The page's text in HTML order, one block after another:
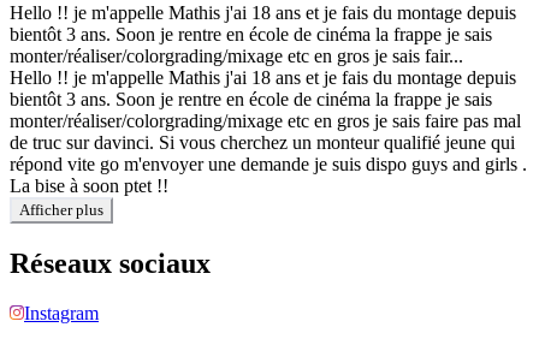
Hello !! je m'appelle Mathis j'ai 18 ans et je fais du montage depuis
bientôt 3 ans. Soon je rentre en école de cinéma la frappe je sais
monter/réaliser/colorgrading/mixage etc en gros je sais fair...
Hello !! je m'appelle Mathis j'ai 18 ans et je fais du montage depuis
bientôt 3 ans. Soon je rentre en école de cinéma la frappe je sais
monter/réaliser/colorgrading/mixage etc en gros je sais faire pas mal
de truc sur davinci. Si vous cherchez un monteur qualifié jeune qui
répond vite go m'envoyer une demande je suis dispo guys and girls .
La bise à soon ptet !!
Afficher plus
Réseaux sociaux
Instagram